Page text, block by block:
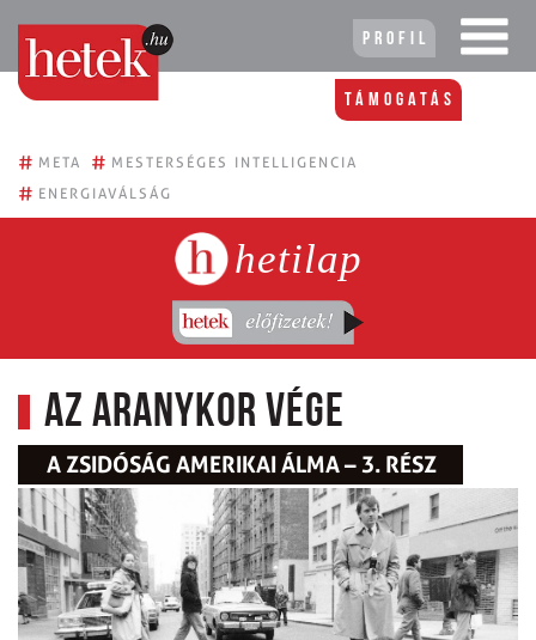
Profil
Támogatás
# META # MESTERSÉGES INTELLIGENCIA
# ENERGIAVÁLSÁG
hetilap
Az aranykor vége
A ZSIDÓSÁG AMERIKAI ÁLMA – 3. RÉSZ